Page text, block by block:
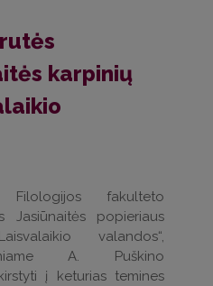
karpinių
Filologijos fakulteto
Jasiūnaitės popieriaus
valandos“,
A. Puškino
į keturias temines